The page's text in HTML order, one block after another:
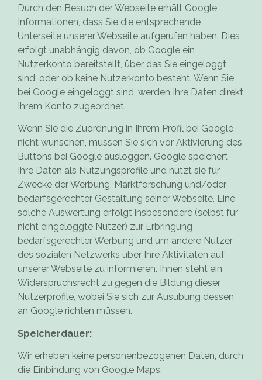
Durch den Besuch der Webseite erhält Google
Informationen, dass Sie die entsprechende
Unterseite unserer Webseite aufgerufen haben. Dies
erfolgt unabhängig davon, ob Google ein
Nutzerkonto bereitstellt, über das Sie eingeloggt
sind, oder ob keine Nutzerkonto besteht. Wenn Sie
bei Google eingeloggt sind, werden Ihre Daten direkt
Ihrem Konto zugeordnet.
Wenn Sie die Zuordnung in Ihrem Profil bei Google
nicht wünschen, müssen Sie sich vor Aktivierung des
Buttons bei Google ausloggen. Google speichert
Ihre Daten als Nutzungsprofile und nutzt sie für
Zwecke der Werbung, Marktforschung und/oder
bedarfsgerechter Gestaltung seiner Webseite. Eine
solche Auswertung erfolgt insbesondere (selbst für
nicht eingeloggte Nutzer) zur Erbringung
bedarfsgerechter Werbung und um andere Nutzer
des sozialen Netzwerks über Ihre Aktivitäten auf
unserer Webseite zu informieren. Ihnen steht ein
Widerspruchsrecht zu gegen die Bildung dieser
Nutzerprofile, wobei Sie sich zur Ausübung dessen
an Google richten müssen.
Speicherdauer:
Wir erheben keine personenbezogenen Daten, durch
die Einbindung von Google Maps.